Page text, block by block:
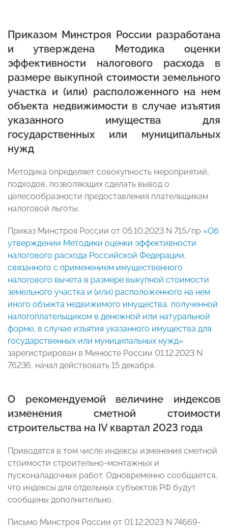
Приказом Минстроя России разработана
и утверждена Методика оценки
эффективности налогового расхода в
размере выкупной стоимости земельного
участка и (или) расположенного на нем
объекта недвижимости в случае изъятия
указанного имущества для
государственных или муниципальных
нужд
Методика определяет совокупность мероприятий,
подходов, позволяющих сделать вывод о
целесообразности предоставления плательщикам
налоговой льготы.
Приказ Минстроя России от 05.10.2023 N 715/пр «Об
утверждении Методики оценки эффективности
налогового расхода Российской Федерации,
связанного с применением имущественного
налогового вычета в размере выкупной стоимости
земельного участка и (или) расположенного на нем
иного объекта недвижимого имущества, полученной
налогоплательщиком в денежной или натуральной
форме, в случае изъятия указанного имущества для
государственных или муниципальных нужд»
зарегистрирован в Минюсте России 01.12.2023 N
76236, начал действовать 15 декабря.
О рекомендуемой величине индексов
изменения сметной стоимости
строительства на IV квартал 2023 года
Приводятся в том числе индексы изменения сметной
стоимости строительно-монтажных и
пусконаладочных работ. Одновременно сообщается,
что индексы для отдельных субъектов РФ будут
сообщены дополнительно.
Письмо Минстроя России от 01.12.2023 N 74669-